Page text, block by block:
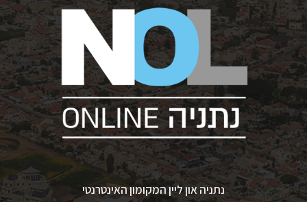
נתניה און ליין המקומון האינטרנטי